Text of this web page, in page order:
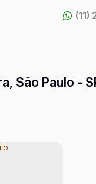
(11)
São Paulo -